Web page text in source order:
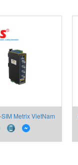
Metrix VietNam